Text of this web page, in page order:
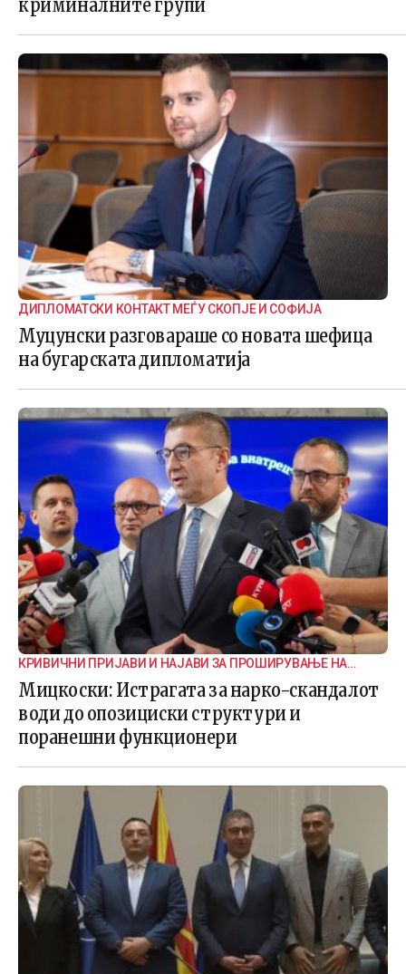
криминалните групи
ДИПЛОМАТСКИ КОНТАКТ МЕЃУ СКОПЈЕ И СОФИЈА
Муцунски разговараше со новата шефица
на бугарската дипломатија
КРИВИЧНИ ПРИЈАВИ И НАЈАВИ ЗА ПРОШИРУВАЊЕ НА
ИСТРАГАТА
Мицкоски: Истрагата за нарко-скандалот
води до опозициски структури и
поранешни функционери